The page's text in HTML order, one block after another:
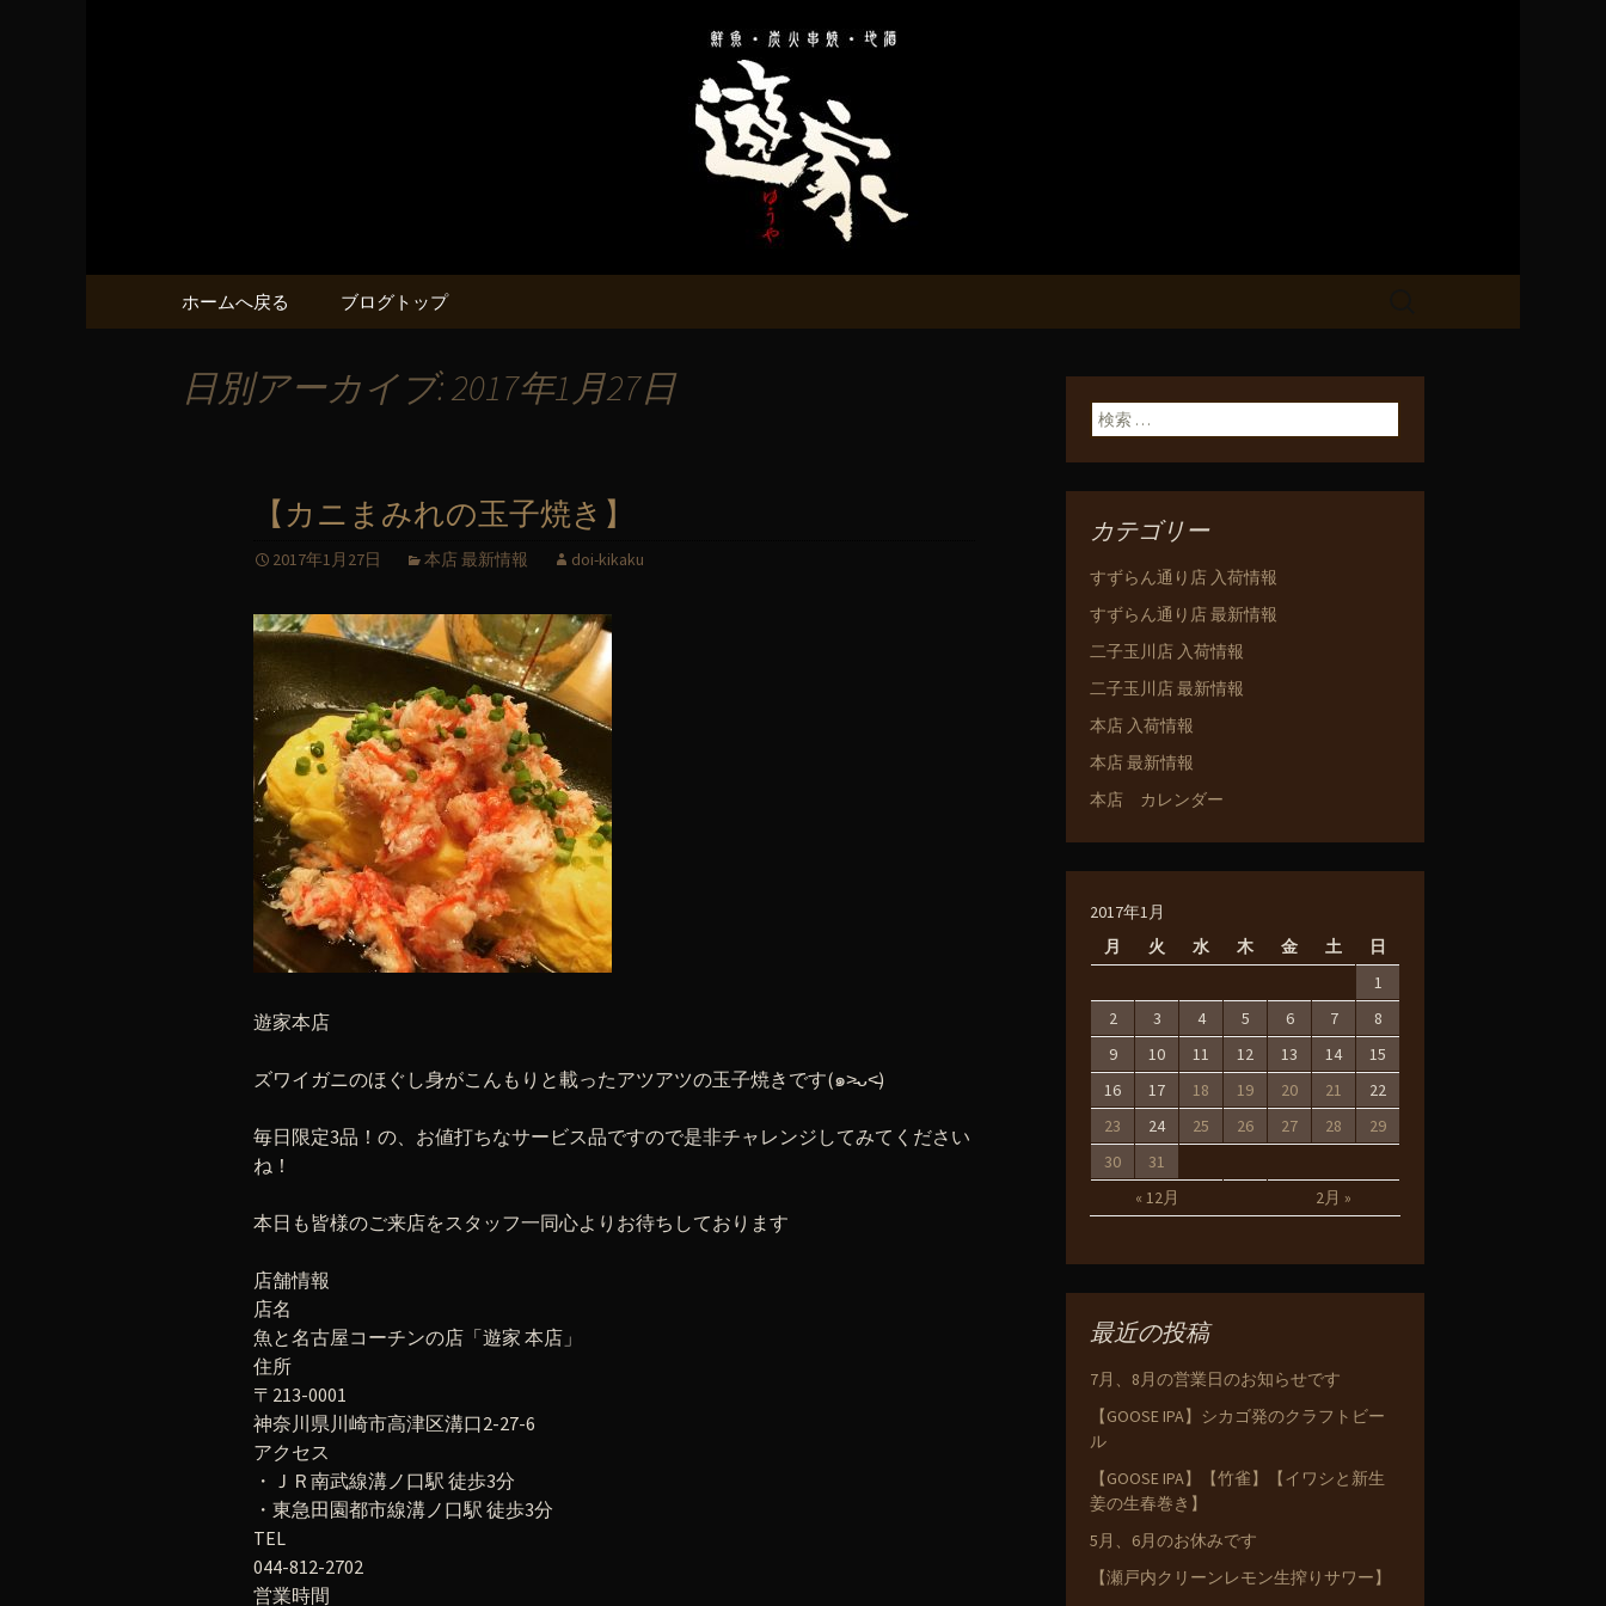
溝の口と二子玉川の居酒屋「遊家～ゆう
コンテンツへ移動
ホームへ戻る ブログトップ
日別アーカイブ: 2017年1月27日
【カニまみれの玉子焼き】
2017年1月27日 本店 最新情報 doi-kikaku
遊家本店
ズワイガニのほぐし身がこんもりと載ったアツアツの玉子焼きです(๑˃̵ᴗ˂̵)
毎日限定3品！の、お値打ちなサービス品ですので是非チャレンジしてみてください
ね！
本日も皆様のご来店をスタッフ一同心よりお待ちしております
店舗情報
店名
魚と名古屋コーチンの店「遊家 本店」
住所
〒213-0001
神奈川県川崎市高津区溝口2-27-6
アクセス
・ＪＲ南武線溝ノ口駅 徒歩3分
・東急田園都市線溝ノ口駅 徒歩3分
TEL
044-812-2702
営業時間
検索:
カテゴリー
すずらん通り店 入荷情報
すずらん通り店 最新情報
二子玉川店 入荷情報
二子玉川店 最新情報
本店 入荷情報
本店 最新情報
本店 カレンダー
2017年1月
月
火 水 木 金 土 日
« 12月 2月 »
1
2
3 4 5 6 7
8
9
10 11 12 13 14
15
16
17 18 19 20 21
22
23
24 25 26 27 28
29
30
31
最近の投稿
7月、8月の営業日のお知らせです
【GOOSE IPA】シカゴ発のクラフトビー
ル
【GOOSE IPA】【竹雀】【イワシと新生
姜の生春巻き】
5月、6月のお休みです
【瀬戸内クリーンレモン生搾りサワー】